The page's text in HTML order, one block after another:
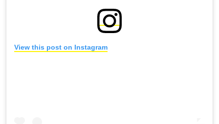
View this post on Instagram